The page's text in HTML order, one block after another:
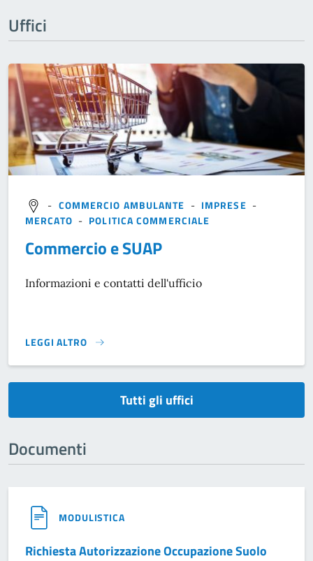
Uffici
- COMMERCIO AMBULANTE - IMPRESE -
MERCATO - POLITICA COMMERCIALE
Commercio e SUAP
Informazioni e contatti dell'ufficio
LEGGI ALTRO
}
Tutti gli uffici
Documenti
MODULISTICA
Richiesta Autorizzazione Occupazione Suolo